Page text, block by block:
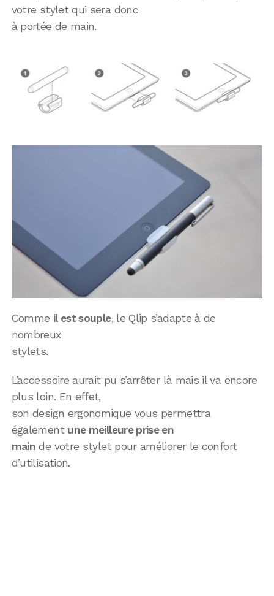
votre stylet qui sera donc
à portée de main.
Comme il est souple, le Qlip s’adapte à de
nombreux
stylets.
L’accessoire aurait pu s’arrêter là mais il va encore
plus loin. En effet,
son design ergonomique vous permettra
également une meilleure prise en
main de votre stylet pour améliorer le confort
d’utilisation.